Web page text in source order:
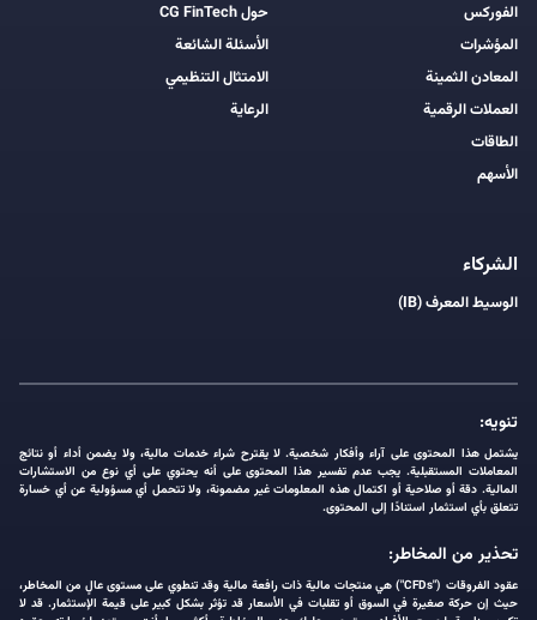
الفوركس
المؤشرات
المعادن الثمينة
العملات الرقمية
الطاقات
الأسهم
حول CG FinTech
الأسئلة الشائعة
الامتثال التنظيمي
الرعاية
الشركاء
الوسيط المعرف (IB)
تنويه:
يشتمل هذا المحتوى على آراء وأفكار شخصية. لا يقترح شراء خدمات مالية، ولا يضمن أداء أو نتائج
المعاملات المستقبلية. يجب عدم تفسير هذا المحتوى على أنه يحتوي على أي نوع من الاستشارات
المالية. دقة أو صلاحية أو اكتمال هذه المعلومات غير مضمونة، ولا تتحمل أي مسؤولية عن أي خسارة
تتعلق بأي استثمار استنادًا إلى المحتوى.
تحذير من المخاطر:
عقود الفروقات ("CFDs") هي منتجات مالية ذات رافعة مالية وقد تنطوي على مستوى عالٍ من المخاطر،
حيث إن حركة صغيرة في السوق أو تقلبات في الأسعار قد تؤثر بشكل كبير على قيمة الإستثمار. قد لا